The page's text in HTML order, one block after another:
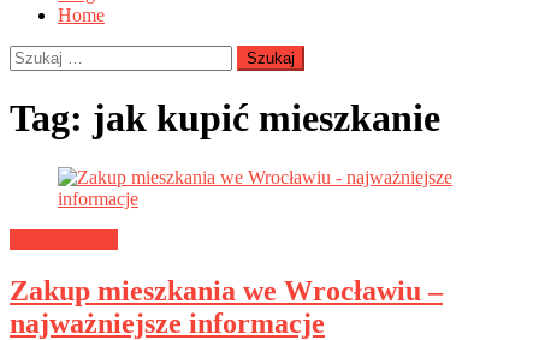
Home
Szukaj:
Tag: jak kupić mieszkanie
Zakup mieszkania we Wrocławiu –
najważniejsze informacje